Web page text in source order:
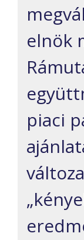
elnök
piaci